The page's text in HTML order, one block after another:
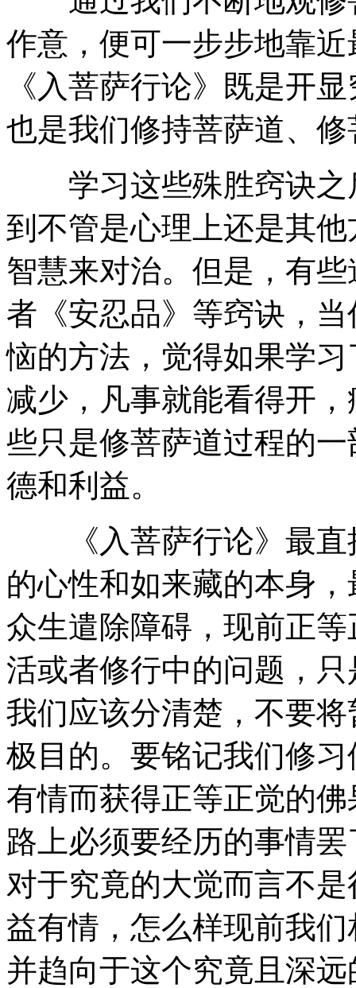
作意，便可一步步地靠
《入菩萨行论》既是开
也是我们修持菩萨道、
学习这些殊胜窍诀之
到不管是心理上还是其
智慧来对治。但是，有
者《安忍品》等窍诀，
恼的方法，觉得如果学
减少，凡事就能看得开
些只是修菩萨道过程的
德和利益。
《入菩萨行论》最直
的心性和如来藏的本身
众生遣除障碍，现前正
活或者修行中的问题，
我们应该分清楚，不要
极目的。要铭记我们修
有情而获得正等正觉的
路上必须要经历的事情
对于究竟的大觉而言不
益有情，怎么样现前我
并趋向于这个究竟且深